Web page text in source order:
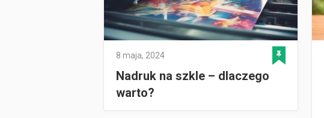
8 maja, 2024
Nadruk na szkle – dlaczego
warto?